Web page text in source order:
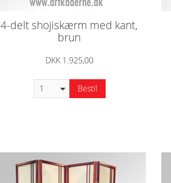
4-delt shojiskærm med kant,
brun
DKK 1.925,00
Bestil